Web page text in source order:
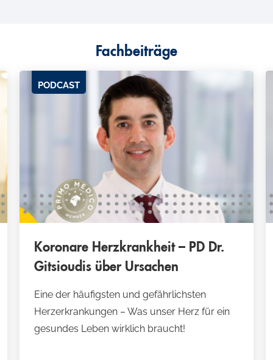
Fachbeiträge
PODCAST
Koronare Herzkrankheit – PD Dr.
Gitsioudis über Ursachen
Eine der häufigsten und gefährlichsten
Herzerkrankungen – Was unser Herz für ein
gesundes Leben wirklich braucht!